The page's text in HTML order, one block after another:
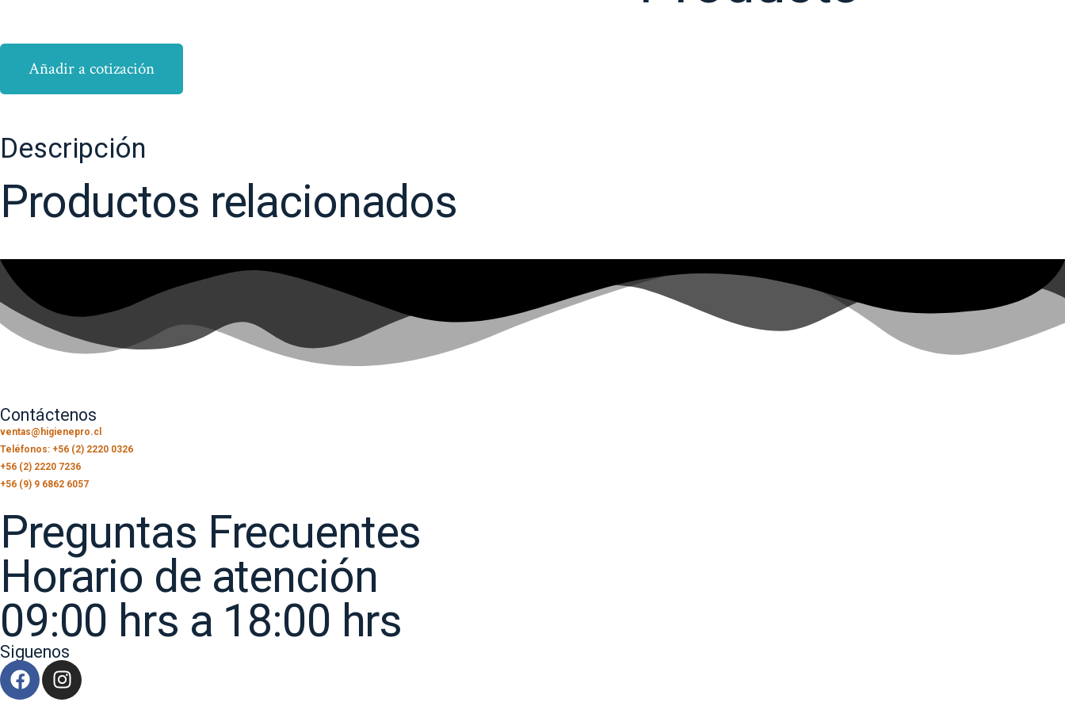
Añadir a cotización
Descripción
Productos relacionados
Contáctenos
ventas@higienepro.cl
Teléfonos: +56 (2) 2220 0326
+56 (2) 2220 7236
+56 (9) 9 6862 6057
Preguntas Frecuentes
Horario de atención
09:00 hrs a 18:00 hrs
Siguenos